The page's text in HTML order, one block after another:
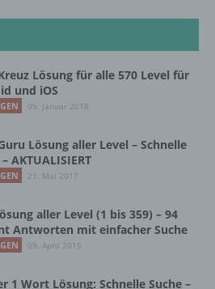
Lösung für alle 570 Level für
und iOS
05. Januar 2018
Lösung aller Level – Schnelle
AKTUALISIERT
21. Mai 2017
aller Level (1 bis 359) – 94
Antworten mit einfacher Suche
09. April 2015
1 Wort Lösung: Schnelle Suche –
Ortswechsel dieser
ist die Verarbeitung
Daten in einer Weise,
zusätzlicher
mehr einer spezifischen
zugeordnet werden
diese zusätzlichen
aufbewahrt werden